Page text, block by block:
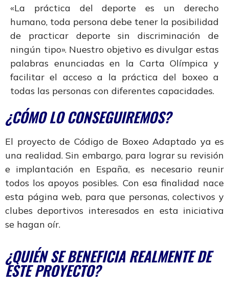
«La práctica del deporte es un derecho
humano, toda persona debe tener la posibilidad
de practicar deporte sin discriminación de
ningún tipo». Nuestro objetivo es divulgar estas
palabras enunciadas en la Carta Olímpica y
facilitar el acceso a la práctica del boxeo a
todas las personas con diferentes capacidades.
¿CÓMO LO CONSEGUIREMOS?
El proyecto de Código de Boxeo Adaptado ya es
una realidad. Sin embargo, para lograr su revisión
e implantación en España, es necesario reunir
todos los apoyos posibles. Con esa finalidad nace
esta página web, para que personas, colectivos y
clubes deportivos interesados en esta iniciativa
se hagan oír.
¿QUIÉN SE BENEFICIA REALMENTE DE
ESTE PROYECTO?